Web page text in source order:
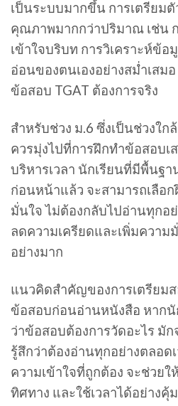
เป็นระบบมากขึ้น การเตรียม
คุณภาพมากกว่าปริมาณ เช่น
เข้าใจบริบท การวิเคราะห์ข้
อ่อนของตนเองอย่างสม่ำเสม
ข้อสอบ TGAT ต้องการจริง
สำหรับช่วง ม.6 ซึ่งเป็นช่วงใก
ควรมุ่งไปที่การฝึกทำข้อสอบเ
บริหารเวลา นักเรียนที่มีพื้นฐา
ก่อนหน้าแล้ว จะสามารถเลือ
มั่นใจ ไม่ต้องกลับไปอ่านทุกอ
ลดความเครียดและเพิ่มควา
อย่างมาก
แนวคิดสำคัญของการเตรียมส
ข้อสอบก่อนอ่านหนังสือ หากนั
ว่าข้อสอบต้องการวัดอะไร มั
รู้สึกว่าต้องอ่านทุกอย่างตลอด
ความเข้าใจที่ถูกต้อง จะช่วยใ
ทิศทาง และใช้เวลาได้อย่างคุ้